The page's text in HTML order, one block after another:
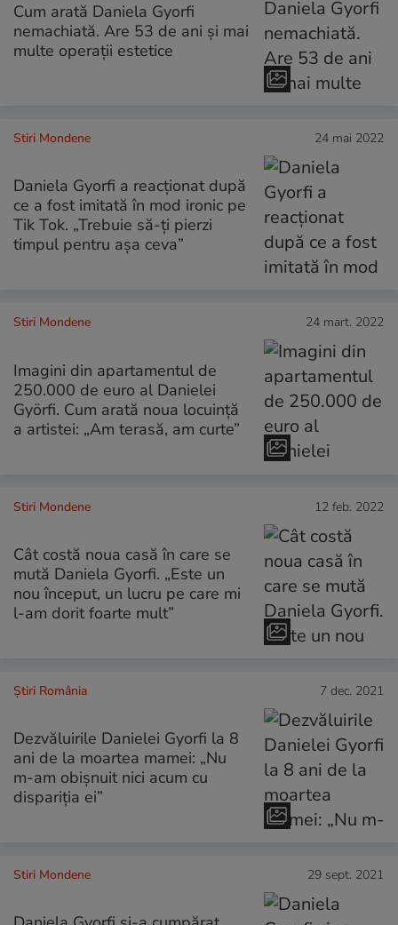
Cum arată Daniela Gyorfi
nemachiată. Are 53 de ani și mai
multe operații estetice
Stiri Mondene 24 mai 2022
Daniela Gyorfi a reacționat după
ce a fost imitată în mod ironic pe
Tik Tok. „Trebuie să-ți pierzi
timpul pentru așa ceva”
Stiri Mondene 24 mart. 2022
Imagini din apartamentul de
250.000 de euro al Danielei
Györfi. Cum arată noua locuință
a artistei: „Am terasă, am curte”
Stiri Mondene 12 feb. 2022
Cât costă noua casă în care se
mută Daniela Gyorfi. „Este un
nou început, un lucru pe care mi
l-am dorit foarte mult”
Știri România 7 dec. 2021
Dezvăluirile Danielei Gyorfi la 8
ani de la moartea mamei: „Nu
m-am obișnuit nici acum cu
dispariția ei”
Stiri Mondene 29 sept. 2021